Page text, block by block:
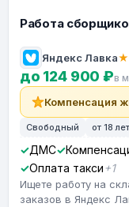
Работа
Яндекс Лавка★
до 124 900 ₽в
Компенсация
Свободный от 18 лет
ДМС
Оплата такси +1
Ищете работу на
заказов в Яндекс